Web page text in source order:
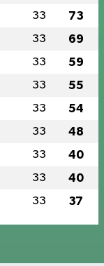
33 73
33 69
33 59
33 55
33 54
33 48
33 40
33 40
33 37